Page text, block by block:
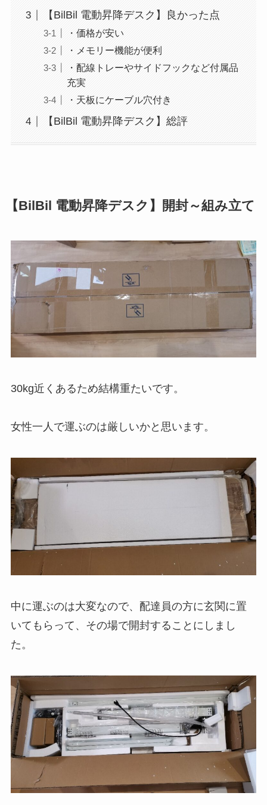
【BilBil 電動昇降デスク】良かった点
・価格が安い
・メモリー機能が便利
・配線トレーやサイドフックなど付属品
充実
・天板にケーブル穴付き
【BilBil 電動昇降デスク】総評
【BilBil 電動昇降デスク】開封～組み立て
30kg近くあるため結構重たいです。
女性一人で運ぶのは厳しいかと思います。
中に運ぶのは大変なので、配達員の方に玄関に置
いてもらって、その場で開封することにしまし
た。